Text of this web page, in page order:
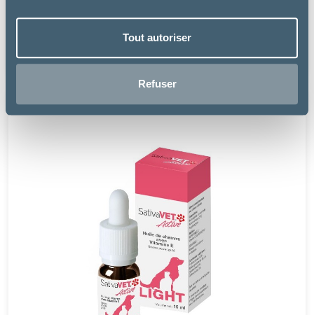
Tout autoriser
Refuser
38.31 €